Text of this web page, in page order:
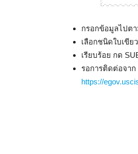
กรอกข้อมูลไปต
เลือกชนิดใบเขีย
เรียบร้อย กด
รอการติดต่อจาก
https://